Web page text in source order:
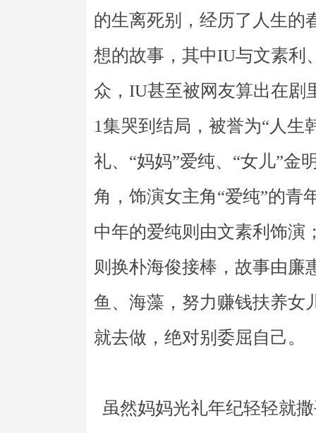
的生离死别，经历了人生的
想的故事，其中IU与文素利
众，IU甚至被网友算出在剧
1集哭到结局，被誉为“人生
礼、“妈妈”爱纯、“女儿”金
角，饰演女主角“爱纯”的青
中年的爱纯则由文素利饰演
则换朴海俊接棒，故事由廉
鱼、海藻，努力赚钱扶养女
就去做，绝对别委屈自己。
虽然妈妈光礼年纪轻轻就